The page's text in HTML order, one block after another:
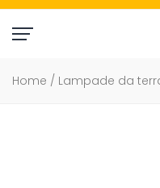
Home / Lampade da